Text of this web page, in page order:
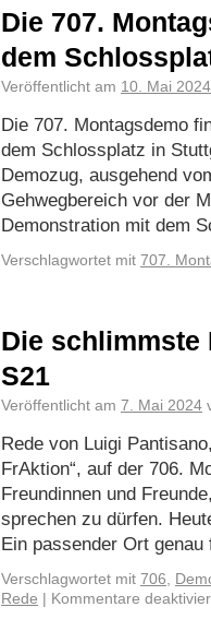
Die 707.
dem
Veröffentlicht am 10. Mai 2024
Die 707. Montagsdemo
dem Schlossplatz in
Demozug, ausgehend
Gehwegbereich vor der
Demonstration mit dem
Verschlagwortet mit 707.
Die schlimmste
S21
Veröffentlicht am 7. Mai 2024
Rede von Luigi
FrAktion“, auf der 706.
Freundinnen und
sprechen zu dürfen.
Ein passender Ort
Verschlagwortet mit 706,
Rede
Kommentare